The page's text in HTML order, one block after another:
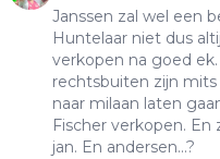
Janssen zal wel een
Huntelaar niet dus
verkopen na goed
rechtsbuiten zijn
naar milaan laten
Fischer verkopen.
jan. En andersen...?